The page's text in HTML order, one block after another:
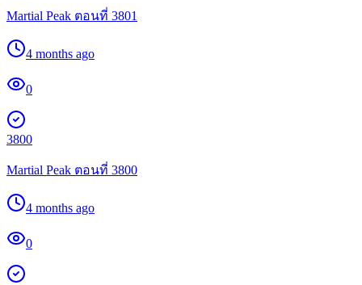
Martial Peak ตอนที่ 3801
4 months ago
0
3800
Martial Peak ตอนที่ 3800
4 months ago
0